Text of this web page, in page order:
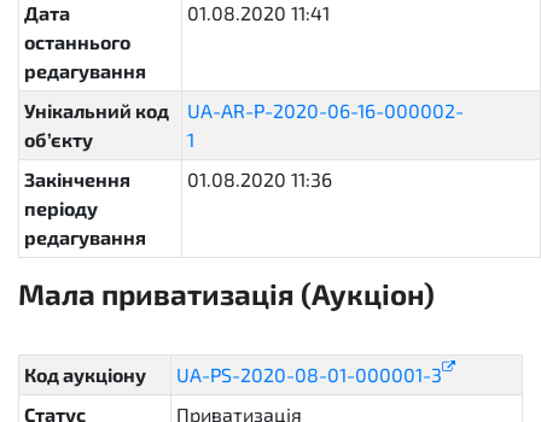
Дата
останнього
редагування
01.08.2020 11:41
Унікальний код
об’єкту
UA-AR-P-2020-06-16-000002-
1
Закінчення
періоду
редагування
01.08.2020 11:36
Мала приватизація (Аукціон)
Код аукціону
UA-PS-2020-08-01-000001-3
Статус
Приватизація